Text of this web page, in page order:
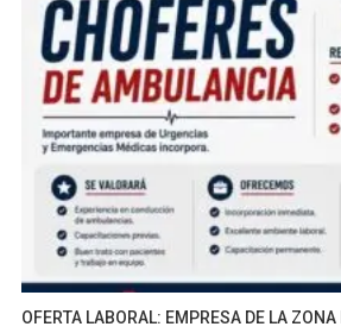
OFERTA LABORAL: EMPRESA DE LA